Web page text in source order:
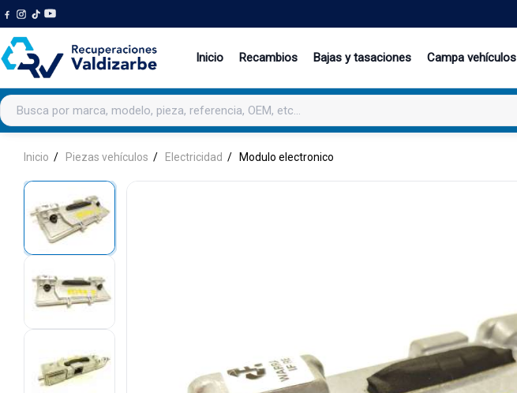
Inicio Recambios Bajas y tasaciones Campa vehículos
Buscar productos
Inicio Piezas vehículos Electricidad Modulo electronico